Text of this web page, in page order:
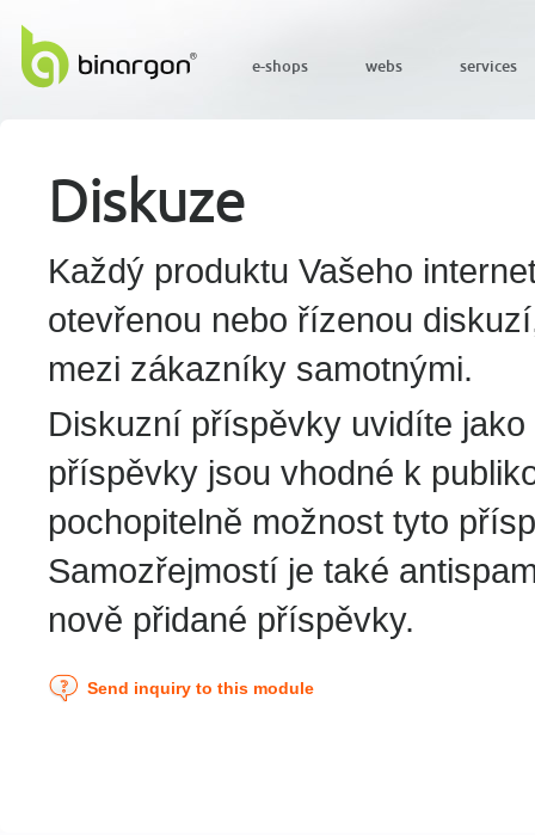
Diskuze
Každý produktu Vašeho
otevřenou nebo řízenou
mezi zákazníky samotnými.
Diskuzní příspěvky uvidíte
příspěvky jsou vhodné k
pochopitelně možnost tyto
Samozřejmostí je také
nově přidané příspěvky.
Send inquiry to this module
e-shops webs services